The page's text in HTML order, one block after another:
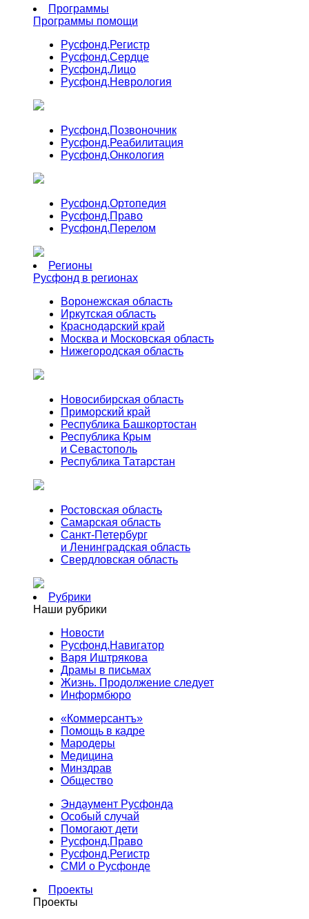
Программы
Программы помощи
Русфонд.Регистр
Русфонд.Сердце
Русфонд.Лицо
Русфонд.Неврология
Русфонд.Позвоночник
Русфонд.Реабилитация
Русфонд.Онкология
Русфонд.Ортопедия
Русфонд.Право
Русфонд.Перелом
Регионы
Русфонд в регионах
Воронежская область
Иркутская область
Краснодарский край
Москва и Московская область
Нижегородская область
Новосибирская область
Приморский край
Республика Башкортостан
Республика Крым
и Севастополь
Республика Татарстан
Ростовская область
Самарская область
Санкт-Петербург
и Ленинградская область
Свердловская область
Рубрики
Наши рубрики
Новости
Русфонд.Навигатор
Варя Иштрякова
Драмы в письмах
Жизнь. Продолжение следует
Информбюро
«Коммерсантъ»
Помощь в кадре
Мародеры
Медицина
Минздрав
Общество
Эндаумент Русфонда
Особый случай
Помогают дети
Русфонд.Право
Русфонд.Регистр
СМИ о Русфонде
Проекты
Проекты